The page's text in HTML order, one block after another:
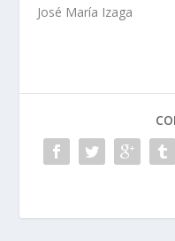
José María Izaga